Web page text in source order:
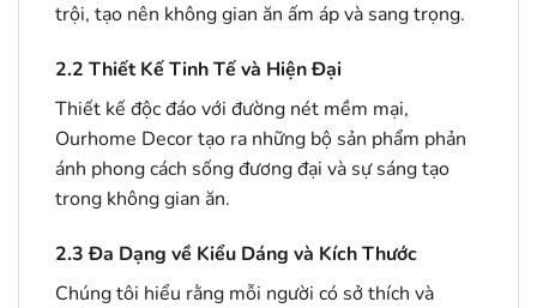
trội, tạo nên không gian ăn ấm áp và sang trọng.
2.2 Thiết Kế Tinh Tế và Hiện Đại
Thiết kế độc đáo với đường nét mềm mại,
Ourhome Decor tạo ra những bộ sản phẩm phản
ánh phong cách sống đương đại và sự sáng tạo
trong không gian ăn.
2.3Đa Dạng về Kiểu Dáng và Kích Thước
Chúng tôi hiểu rằng mỗi người có sở thích và